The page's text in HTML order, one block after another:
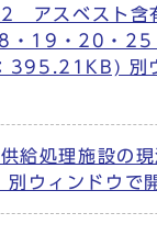
アスベスト含
・19・20・25
395.21KB) 別
給処理施設の現
ウィンドウで